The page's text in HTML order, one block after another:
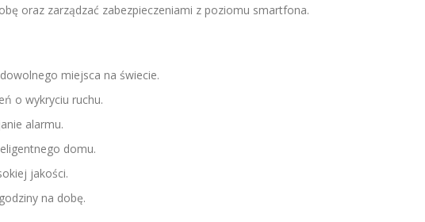
oraz zarządzać zabezpieczeniami z poziomu smartfona.
miejsca na świecie.
o wykryciu ruchu.
alarmu.
domu.
jakości.
na dobę.